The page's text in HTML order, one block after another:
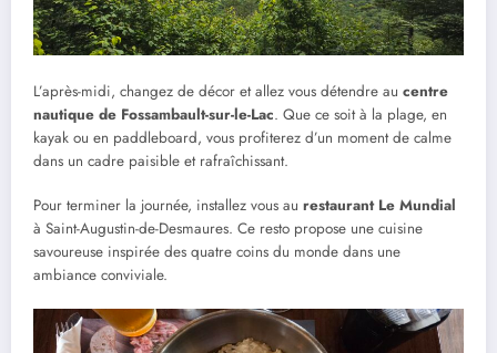
L’après-midi, changez de décor et allez vous détendre au centre
nautique de Fossambault-sur-le-Lac. Que ce soit à la plage, en
kayak ou en paddleboard, vous profiterez d’un moment de calme
dans un cadre paisible et rafraîchissant.
Pour terminer la journée, installez vous au restaurant Le Mundial
à Saint-Augustin-de-Desmaures. Ce resto propose une cuisine
savoureuse inspirée des quatre coins du monde dans une
ambiance conviviale.